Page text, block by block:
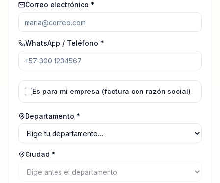
Correo electrónico *
WhatsApp / Teléfono *
Es para mi empresa (factura con razón social)
Departamento *
Ciudad *